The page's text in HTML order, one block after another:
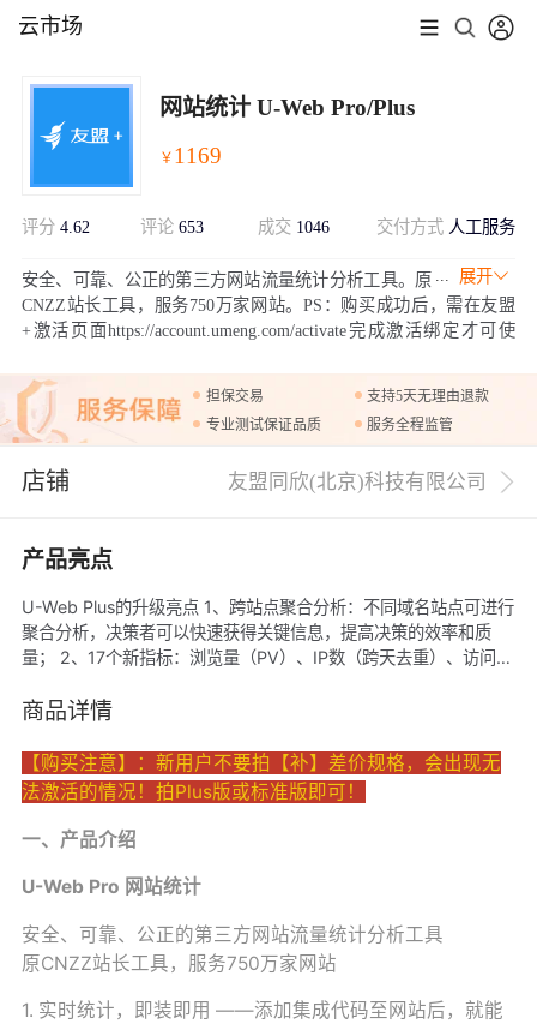
云市场
网站统计 U-Web Pro/Plus
￥ 1169
评分 4.62 评论 653 成交 1046 交付方式 人工服务
展开
安全、可靠、公正的第三方网站流量统计分析工具。原
CNZZ站长工具，服务750万家网站。PS：购买成功后，需在友盟
+激活页面https://account.umeng.com/activate完成激活绑定才可使
担保交易
支持5天无理由退款
专业测试保证品质
服务全程监管
店铺 友盟同欣(北京)科技有限公司
产品亮点
U-Web Plus的升级亮点 1、跨站点聚合分析：不同域名站点可进行
聚合分析，决策者可以快速获得关键信息，提高决策的效率和质
量； 2、17个新指标：浏览量（PV）、IP数（跨天去重）、访问次
累计访客数（UV）、融合访客数（UV）....; 3、新增留存分析模
影响，衡量产品健康度。
商品详情
【购买注意】：新用户不要拍【补】差价规格，会出现无
法激活的情况！拍Plus版或标准版即可！
一、产品介绍
U-Web Pro 网站统计
安全、可靠、公正的第三方网站流量统计分析工具
原CNZZ站长工具，服务750万家网站
1. 实时统计，即装即用 ——添加集成代码至网站后，就能